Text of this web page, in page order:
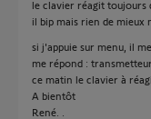
le clavier réagit toujours
il bip mais rien de mieux
si j'appuie sur menu, il
me répond :
ce matin le clavier à
A bientôt
René. .